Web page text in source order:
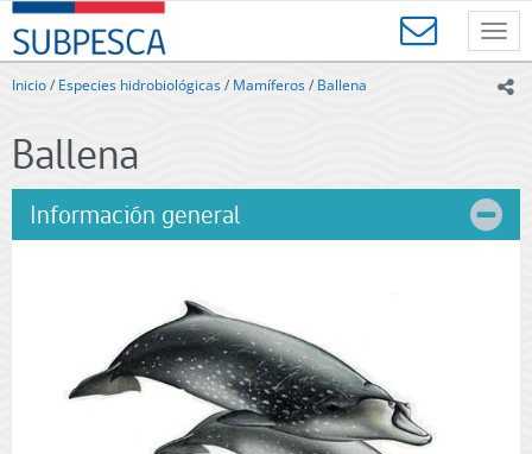
Contenido
principal
SUBPESCA
-
Subsecretaría
y
Acuicultura
-
Gobierno
de
Inicio/ Especies hidrobiológicas/ Mamíferos/ Ballena
Ballena
Información general